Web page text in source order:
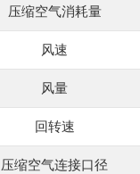
压缩空气消耗量
风速
风量
回转速
压缩空气连接口径